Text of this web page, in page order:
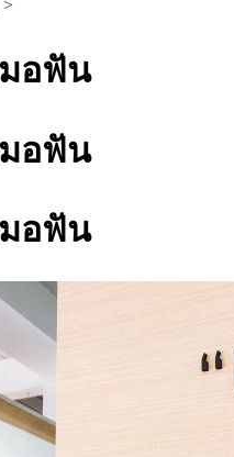
>
อฟัน
อฟัน
อฟัน